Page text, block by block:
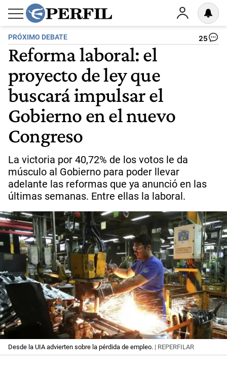
PRÓXIMO DEBATE 25
Reforma laboral: el
proyecto de ley que
buscará impulsar el
Gobierno en el nuevo
Congreso
La victoria por 40,72% de los votos le da
músculo al Gobierno para poder llevar
adelante las reformas que ya anunció en las
últimas semanas. Entre ellas la laboral.
Desde la UIA advierten sobre la pérdida de empleo. | REPERFILAR